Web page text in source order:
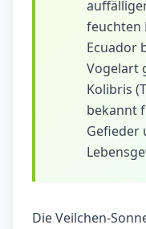
feuchten
Ecuador
Vogelart
Kolibris
bekannt
Gefieder
Die Veilchen-